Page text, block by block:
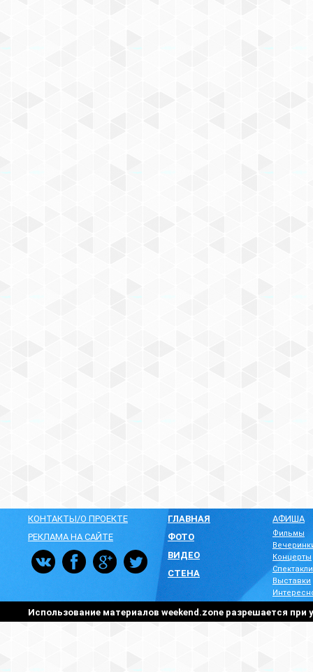
КОНТАКТЫ/О ПРОЕКТЕ
РЕКЛАМА НА САЙТЕ
ГЛАВНАЯ
ФОТО
ВИДЕО
СТЕНА
АФИША
Фильмы
Концерты
Спектакли
Выставки
Использование материалов weekend.zone разрешается